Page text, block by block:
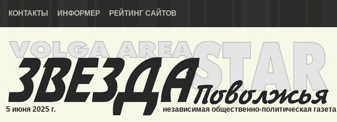
КОНТАКТЫ ИНФОРМЕР РЕЙТИНГ САЙТОВ
5 июня 2025 г. независимая общественно-политическая газета